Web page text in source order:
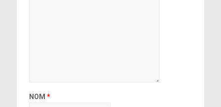
NOM *